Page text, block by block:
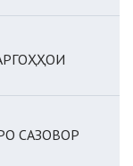
САЗОВОР